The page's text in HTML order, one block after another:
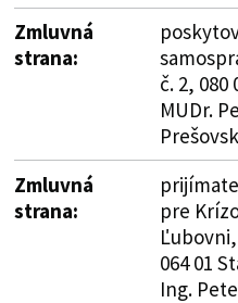
Zmluvná
strana:
č. 2, 080
MUDr.
Zmluvná
strana:
pre
064 01
Ing.